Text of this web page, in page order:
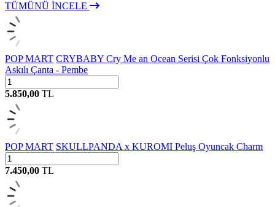
TÜMÜNÜ İNCELE
POP MART CRYBABY Cry Me an Ocean Serisi Çok Fonksiyonlu
Askılı Çanta - Pembe
5.850,00 TL
POP MART SKULLPANDA x KUROMI Peluş Oyuncak Charm
7.450,00 TL